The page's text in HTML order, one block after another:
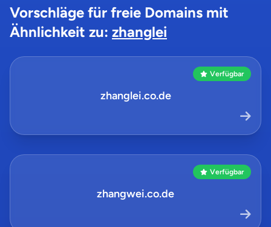
Vorschläge für freie Domains mit
Ähnlichkeit zu: zhanglei
Verfügbar
zhanglei.co.de
Verfügbar
zhangwei.co.de